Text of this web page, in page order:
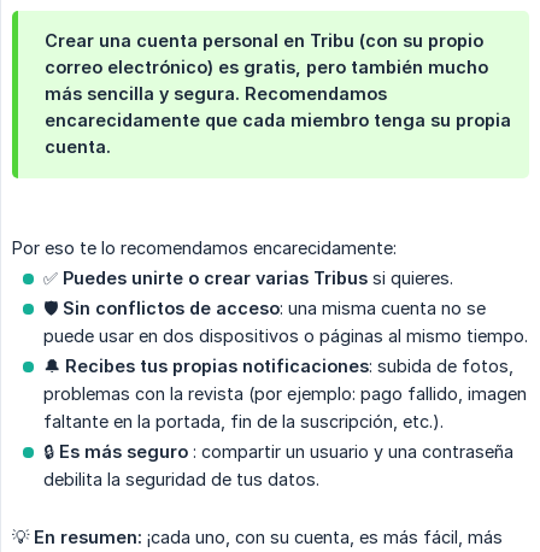
Crear una cuenta personal en Tribu (con su propio
correo electrónico) es gratis, pero también mucho
más sencilla y segura. Recomendamos
encarecidamente que cada miembro tenga su propia
cuenta.
Por eso te lo recomendamos encarecidamente:
✅ Puedes unirte o crear varias Tribus si quieres.
🛡️ Sin conflictos de acceso: una misma cuenta no se
puede usar en dos dispositivos o páginas al mismo tiempo.
🔔 Recibes tus propias notificaciones: subida de fotos,
problemas con la revista (por ejemplo: pago fallido, imagen
faltante en la portada, fin de la suscripción, etc.).
🔒 Es más seguro : compartir un usuario y una contraseña
debilita la seguridad de tus datos.
💡 En resumen: ¡cada uno, con su cuenta, es más fácil, más